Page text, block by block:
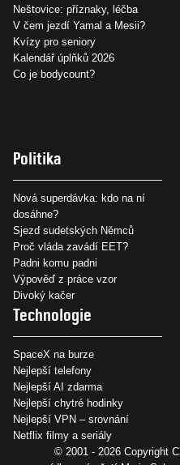
Neštovice: příznaky, léčba
V čem jezdí Yamal a Mesii?
Kvízy pro seniory
Kalendář úplňků 2026
Co je bodycount?
Politika
Nová superdávka: kdo na ní
dosáhne?
Sjezd sudetských Němců
Proč vláda zavádí EET?
Padni komu padni
Výpověď z práce vzor
Divoký kačer
Technologie
SpaceX na burze
Nejlepší telefony
Nejlepší AI zdarma
Nejlepší chytré hodinky
Nejlepší VPN – srovnání
Netflix filmy a seriály
© 2001 - 2026 Copyright